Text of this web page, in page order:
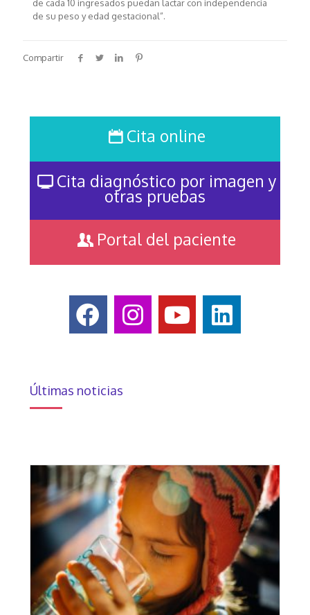
de cada 10 ingresados puedan lactar con independencia
de su peso y edad gestacional”.
Compartir
Cita online
Cita diagnóstico por imagen y
otras pruebas
Portal del paciente
Últimas noticias